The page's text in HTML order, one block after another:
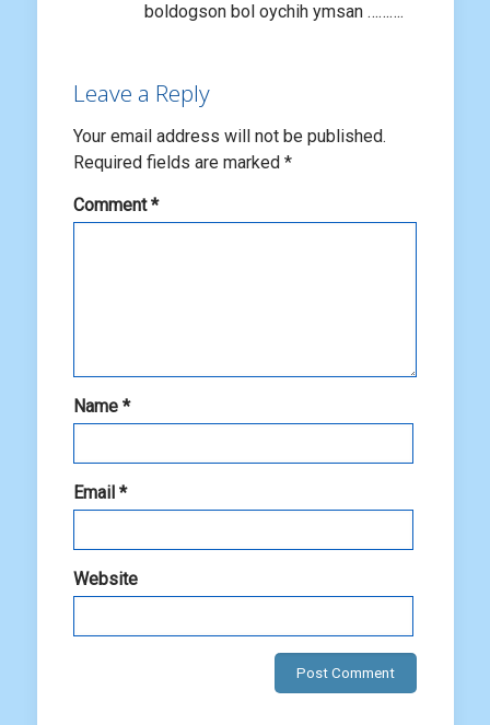
boldogson bol oychih ymsan ……….
Leave a Reply
Your email address will not be published.
Required fields are marked *
Comment*
Name *
Email *
Website